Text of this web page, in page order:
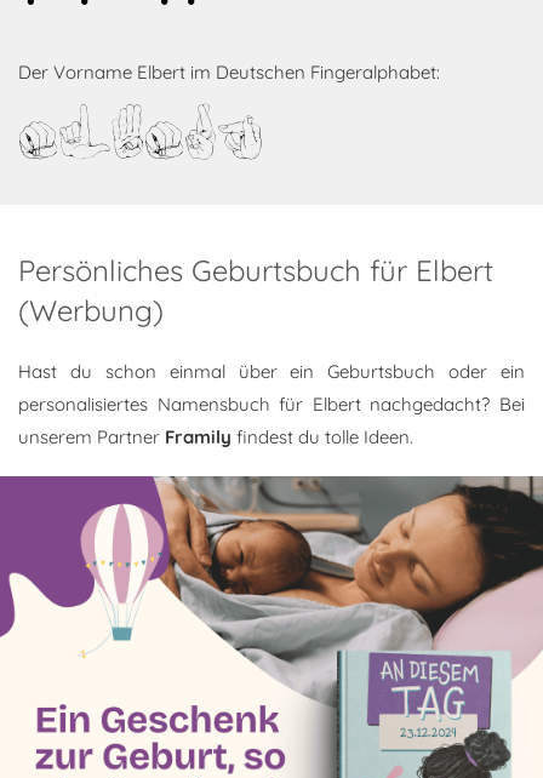
Der Vorname Elbert im Deutschen Fingeralphabet:
Elbert
Persönliches Geburtsbuch für Elbert
(Werbung)
Hast du schon einmal über ein Geburtsbuch oder ein
personalisiertes Namensbuch für Elbert nachgedacht? Bei
unserem Partner Framily findest du tolle Ideen.